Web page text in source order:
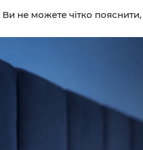
Ви не можете чітко